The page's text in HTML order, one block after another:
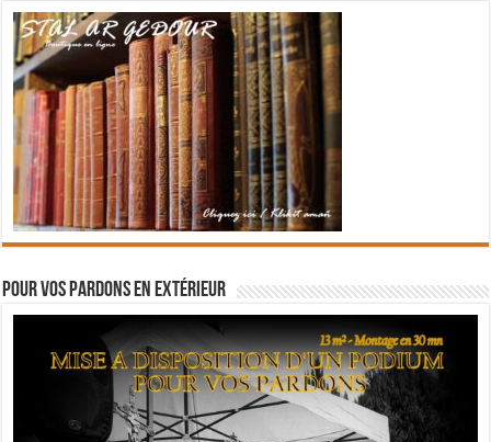
Pour vos pardons en extérieur